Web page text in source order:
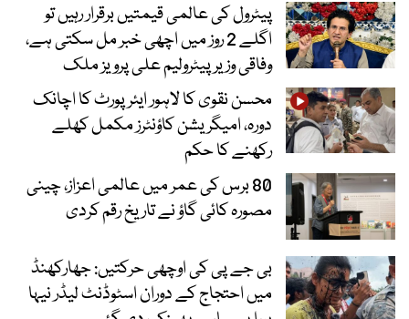
پیٹرول کی عالمی قیمتیں برقرار رہیں تو
اگلے 2 روز میں اچھی خبر مل سکتی ہے،
وفاقی وزیر پیٹرولیم علی پرویز ملک
محسن نقوی کا لاہور ایئرپورٹ کا اچانک
دورہ، امیگریشن کاؤنٹرز مکمل کھلے
رکھنے کا حکم
80 برس کی عمر میں عالمی اعزاز، چینی
مصورہ کائی گاؤ نے تاریخ رقم کردی
بی جے پی کی اوچھی حرکتیں: جھارکھنڈ
میں احتجاج کے دوران اسٹوڈنٹ لیڈر نیہا